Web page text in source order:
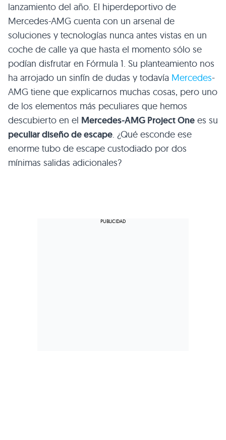
lanzamiento del año. El hiperdeportivo de
Mercedes-AMG cuenta con un arsenal de
soluciones y tecnologías nunca antes vistas en un
coche de calle ya que hasta el momento sólo se
podían disfrutar en Fórmula 1. Su planteamiento nos
ha arrojado un sinfín de dudas y todavía Mercedes-
AMG tiene que explicarnos muchas cosas, pero uno
de los elementos más peculiares que hemos
descubierto en el Mercedes-AMG Project One es su
peculiar diseño de escape. ¿Qué esconde ese
enorme tubo de escape custodiado por dos
mínimas salidas adicionales?